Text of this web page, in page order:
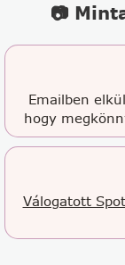
📷
Emailben
hogy
Válogatott